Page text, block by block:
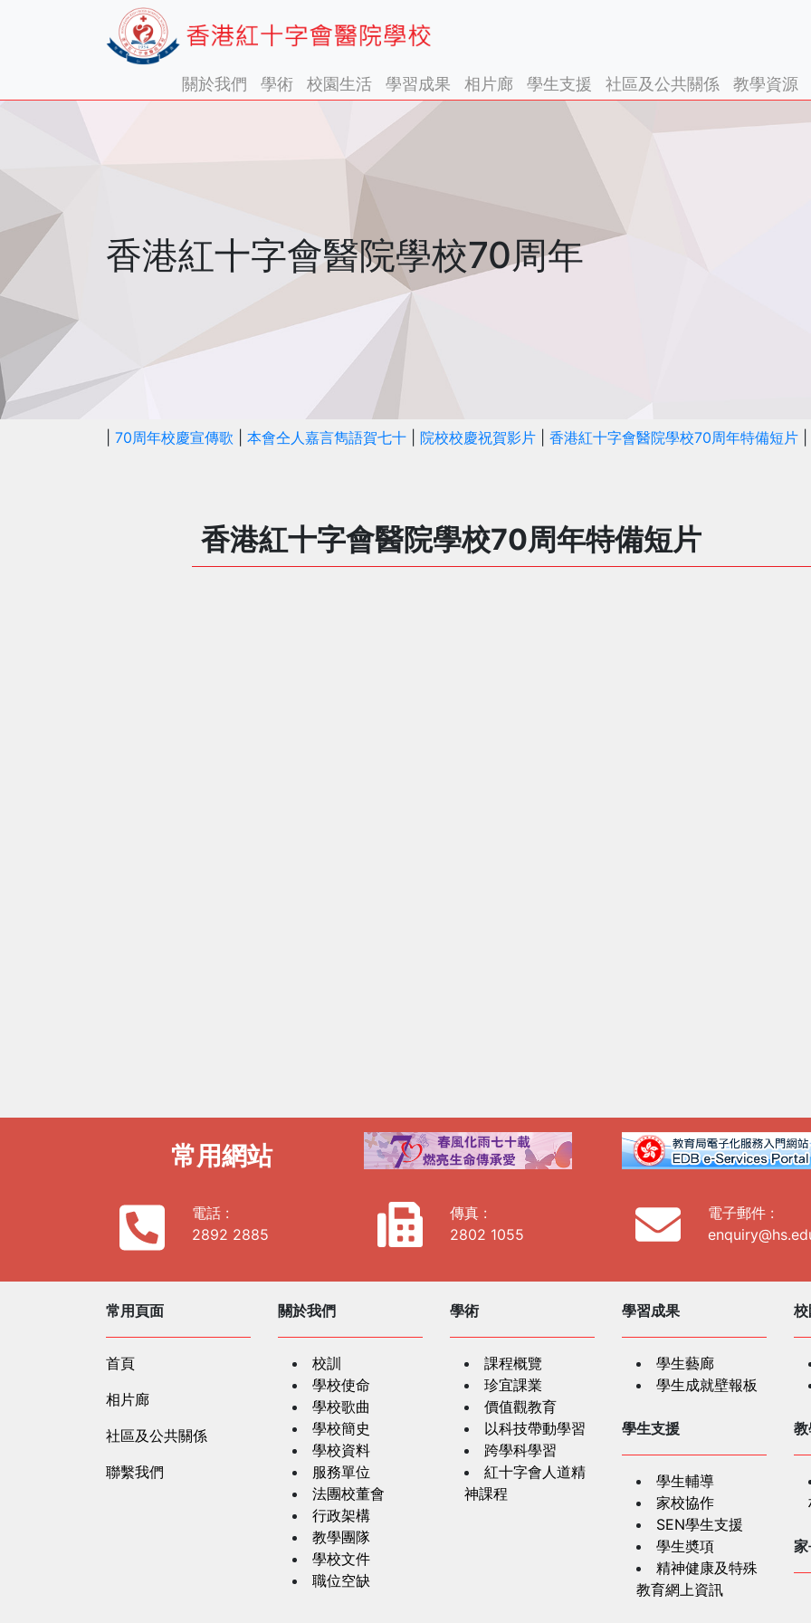
關於我們 學術 校園生活 學習成果 相片廊 學生支援 社區及公共關係 教學資源
香港紅十字會醫院學校70周年
70周年校慶宣傳歌 本會仝人嘉言雋語賀七十 院校校慶祝賀影片 香港紅十字會醫院學校70周年特備短片
香港紅十字會醫院學校70周年特備短片
常用網站
電話 :
2892 2885
傳真 :
2802 1055
電子郵件 :
常用頁面
首頁
相片廊
社區及公共關係
聯繫我們
關於我們
校訓
學校使命
學校歌曲
學校簡史
學校資料
服務單位
法團校董會
行政架構
教學團隊
學校文件
職位空缺
學術
課程概覽
珍宜課業
價值觀教育
以科技帶動學習
跨學科學習
紅十字會人道精
神課程
學習成果
學生藝廊
學生成就壁報板
學生支援
學生輔導
家校協作
SEN學生支援
學生奬項
精神健康及特殊
教育網上資訊